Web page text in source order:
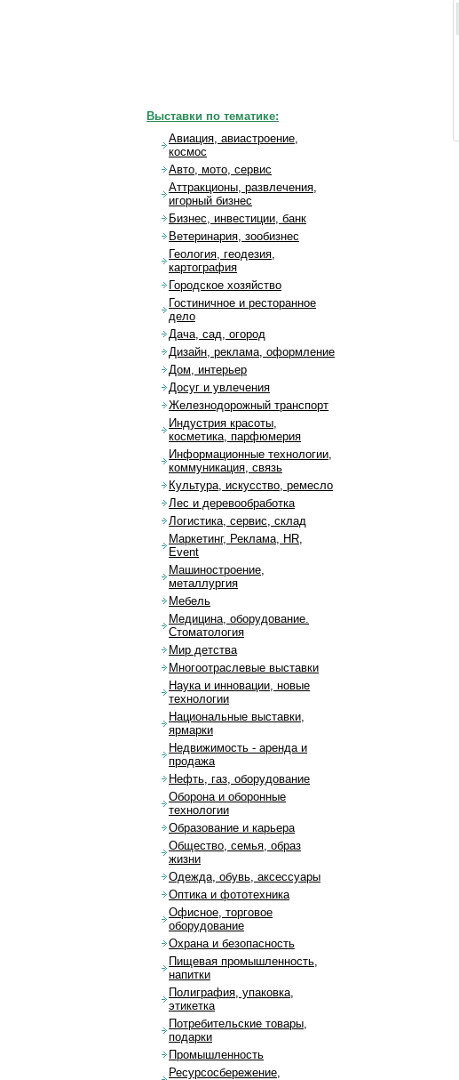
Выставки по тематике:
Авиация, авиастроение,
космос
Авто, мото, сервис
Аттракционы, развлечения,
игорный бизнес
Бизнес, инвестиции, банк
Ветеринария, зообизнес
Геология, геодезия,
картография
Городское хозяйство
Гостиничное и ресторанное
дело
Дача, сад, огород
Дизайн, реклама, оформление
Дом, интерьер
Досуг и увлечения
Железнодорожный транспорт
Индустрия красоты,
косметика, парфюмерия
Информационные технологии,
коммуникация, связь
Культура, искусство, ремесло
Лес и деревообработка
Логистика, сервис, склад
Маркетинг, Реклама, HR,
Event
Машиностроение,
металлургия
Мебель
Медицина, оборудование.
Стоматология
Мир детства
Многоотраслевые выставки
Наука и инновации, новые
технологии
Национальные выставки,
ярмарки
Недвижимость - аренда и
продажа
Нефть, газ, оборудование
Оборона и оборонные
технологии
Образование и карьера
Общество, семья, образ
жизни
Одежда, обувь, аксессуары
Оптика и фототехника
Офисное, торговое
оборудование
Охрана и безопасность
Пищевая промышленность,
напитки
Полиграфия, упаковка,
этикетка
Потребительские товары,
подарки
Промышленность
Ресурсосбережение,